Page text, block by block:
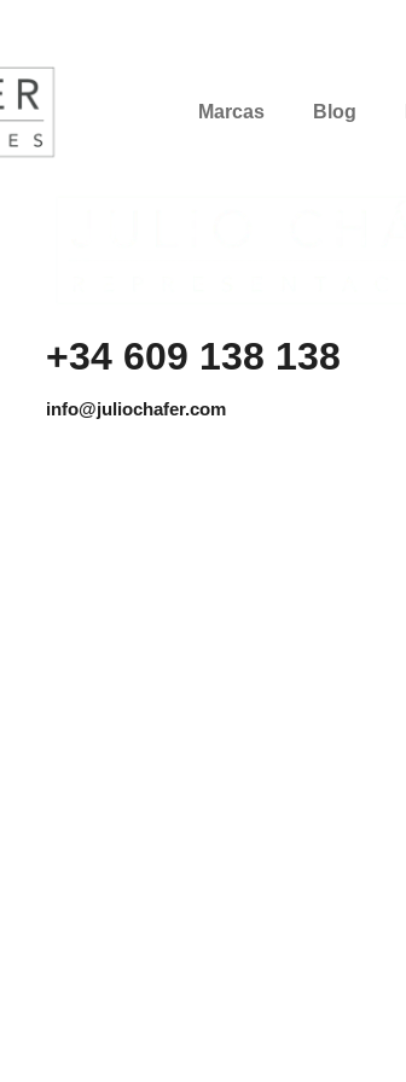
Marcas Blog
+34 609 138 138
info@juliochafer.com